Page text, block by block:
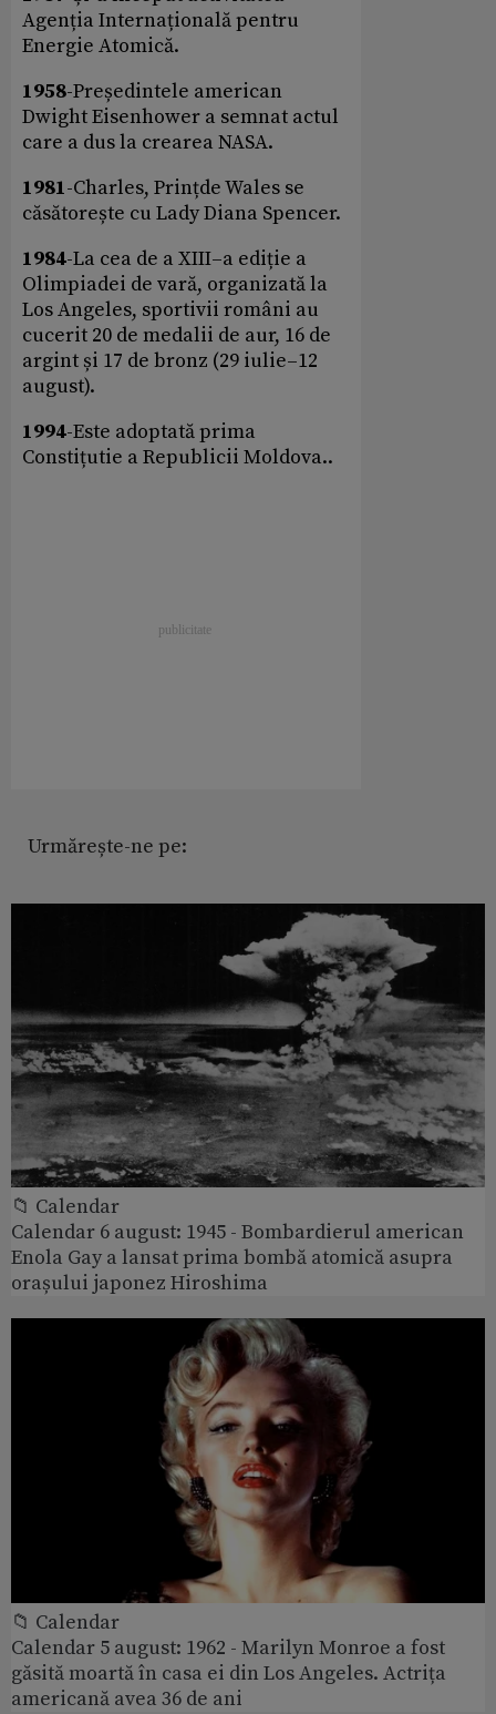
Agenția Internațională pentru
Energie Atomică.
1958-Președintele american
Dwight Eisenhower a semnat actul
care a dus la crearea NASA.
1981-Charles, Prințde Wales se
căsătorește cu Lady Diana Spencer.
1984-La cea de a XIII–a ediție a
Olimpiadei de vară, organizată la
Los Angeles, sportivii români au
cucerit 20 de medalii de aur, 16 de
argint și 17 de bronz (29 iulie–12
august).
1994-Este adoptată prima
Constițutie a Republicii Moldova..
Urmărește-ne pe:
📁 Calendar
Calendar 6 august: 1945 - Bombardierul american
Enola Gay a lansat prima bombă atomică asupra
orașului japonez Hiroshima
📁 Calendar
Calendar 5 august: 1962 - Marilyn Monroe a fost
găsită moartă în casa ei din Los Angeles. Actrița
americană avea 36 de ani